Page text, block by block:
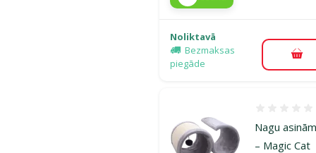
Noliktavā
Bezmaksas
piegāde
Nagu
– Magic Cat